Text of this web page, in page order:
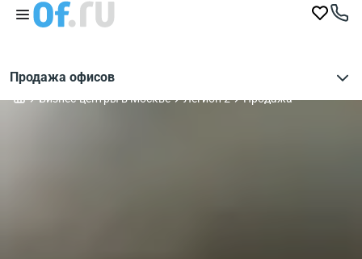
Продажа офисов
Бизнес-центры в Москве Легион 2 Продажа